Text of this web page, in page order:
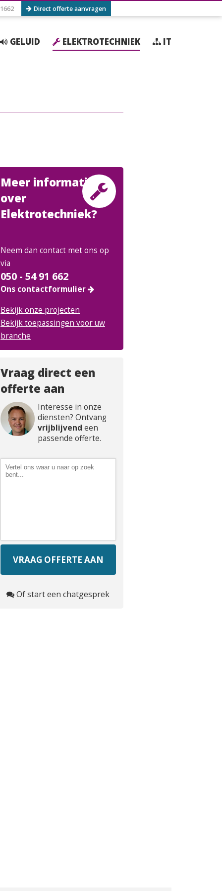
Direct offerte aanvragen
GELUID ELEKTROTECHNIEK IT
Meer informatie
over
Elektrotechniek?
Neem dan contact met ons op
via
050 - 54 91 662
Ons contactformulier
Bekijk onze projecten
Bekijk toepassingen voor uw
branche
Vraag direct een
offerte aan
Interesse in onze
diensten? Ontvang
vrijblijvend een
passende offerte.
Of start een chatgesprek